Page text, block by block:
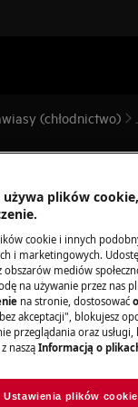
(chłodnictwo)
i
wyłącz
w
używa plików
cookie i innych
i marketingowych.
mediów
na używanie przez nas
na stronie, dostosować
akceptacji", blokujesz
przeglądania oraz
nasząInformacją o
Ustawienia plików cookie